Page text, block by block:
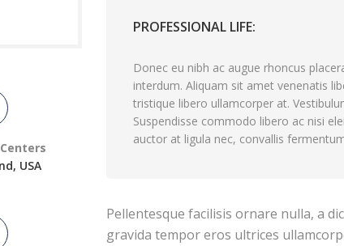
USA
PROFESSIONAL LIFE:
Donec eu nibh ac augue rhoncus
interdum. Aliquam sit amet venenatis
tristique libero ullamcorper at.
Suspendisse commodo libero ac nisi
auctor at ligula nec, convallis
Pellentesque facilisis ornare nulla, a
gravida tempor eros ultrices